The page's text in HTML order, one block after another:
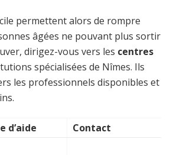
permettent alors de rompre
âgées ne pouvant plus sortir
dirigez-vous vers les centres
spécialisées de Nîmes. Ils
les professionnels disponibles et
d’aide
Contact